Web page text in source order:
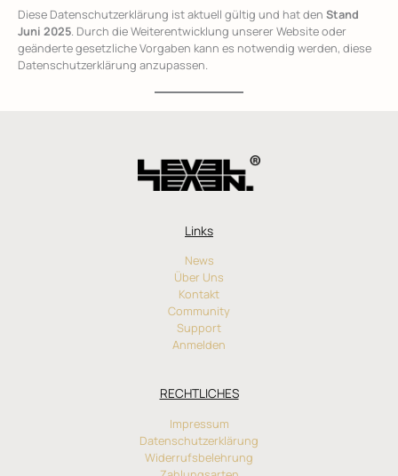
Diese Datenschutzerklärung ist aktuell gültig und hat den Stand
Juni 2025. Durch die Weiterentwicklung unserer Website oder
geänderte gesetzliche Vorgaben kann es notwendig werden, diese
Datenschutzerklärung anzupassen.
Links
News
Über Uns
Kontakt
Community
Support
Anmelden
RECHTLICHES
Impressum
Datenschutzerklärung
Widerrufsbelehrung